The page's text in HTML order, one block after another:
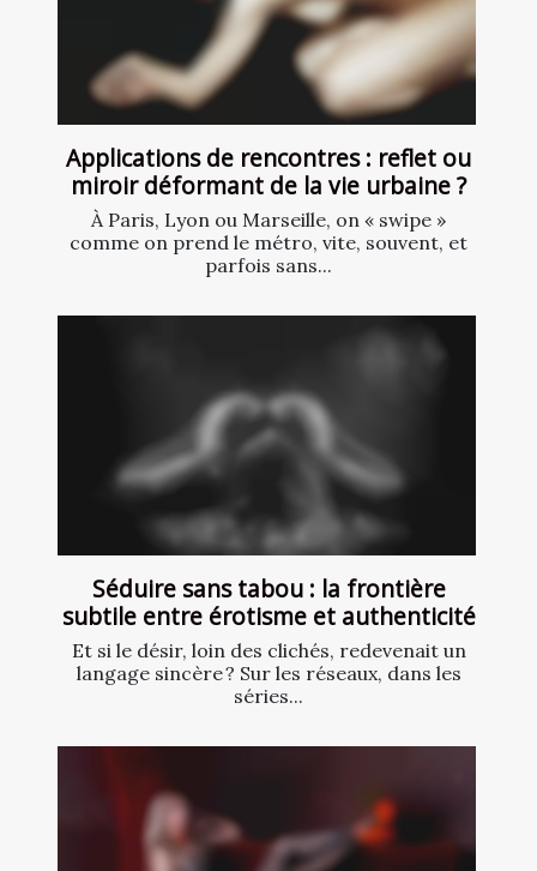
Applications de rencontres : reflet ou
miroir déformant de la vie urbaine ?
À Paris, Lyon ou Marseille, on « swipe »
comme on prend le métro, vite, souvent, et
parfois sans...
Séduire sans tabou : la frontière
subtile entre érotisme et authenticité
Et si le désir, loin des clichés, redevenait un
langage sincère ? Sur les réseaux, dans les
séries...